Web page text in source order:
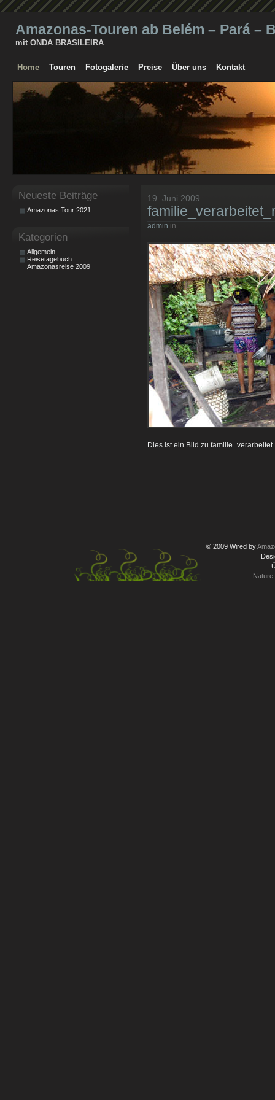
Amazonas-Touren ab Belém – Pará –
mit ONDA BRASILEIRA
Home Touren Fotogalerie Preise Über uns Kontakt
19. Juni 2009
admin in
Dies ist ein Bild zu
Neueste Beiträge
Amazonas Tour 2021
Kategorien
Allgemein
Reisetagebuch
Amazonasreise 2009
© 2009 Wired by
Nature